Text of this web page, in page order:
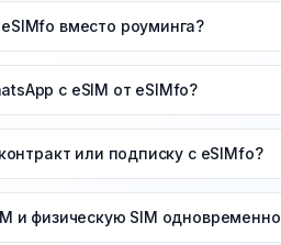
вместо роуминга?
с eSIM от eSIMfo?
или подписку с eSIMfo?
и физическую SIM